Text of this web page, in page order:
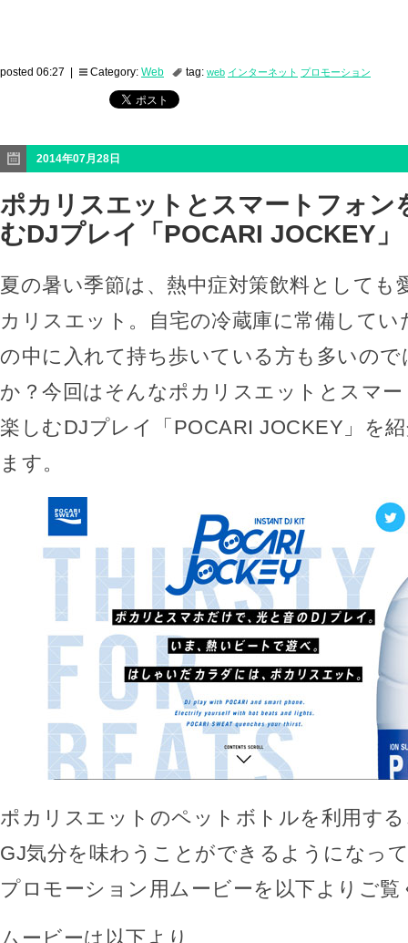
posted 06:27 | Category: Web tag: web インターネット プロモーション
2014年07月28日
ポカリスエットとスマートフォン
むDJプレイ「POCARI JOCKEY」
夏の暑い季節は、熱中症対策飲料としても
カリスエット。自宅の冷蔵庫に常備して
の中に入れて持ち歩いている方も多いの
か？今回はそんなポカリスエットとスマ
楽しむDJプレイ「POCARI JOCKEY」を
ます。
ポカリスエットのペットボトルを利用す
GJ気分を味わうことができるようになっ
プロモーション用ムービーを以下よりご覧
ムービーは以下より